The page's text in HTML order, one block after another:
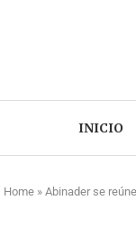
INICIO
Home » Abinader se